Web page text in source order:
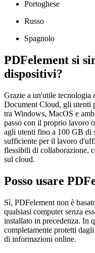
Portoghese
Russo
Spagnolo
PDFelement si
dispositivi?
Grazie a un'utile tecnologia
Document Cloud, gli utenti
tra Windows, MacOS e
passo con il proprio lavoro
agli utenti fino a 100 GB di
sufficiente per il lavoro
flessibili di collaborazione,
sul cloud.
Posso usare
Sì, PDFelement non è
qualsiasi computer senza
installato in precedenza. In
completamente protetti
di informazioni online.